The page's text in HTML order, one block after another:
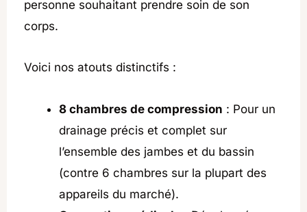
personne souhaitant prendre soin de son
corps.
Voici nos atouts distinctifs :
8 chambres de compression : Pour un
drainage précis et complet sur
l’ensemble des jambes et du bassin
(contre 6 chambres sur la plupart des
appareils du marché).